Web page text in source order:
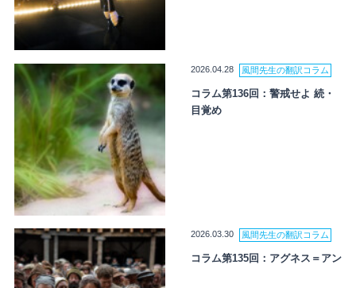
2026.04.28 風間先生の翻訳コラム
コラム第136回：警戒せよ 続・
目覚め
2026.03.30 風間先生の翻訳コラム
コラム第135回：アグネス＝アン